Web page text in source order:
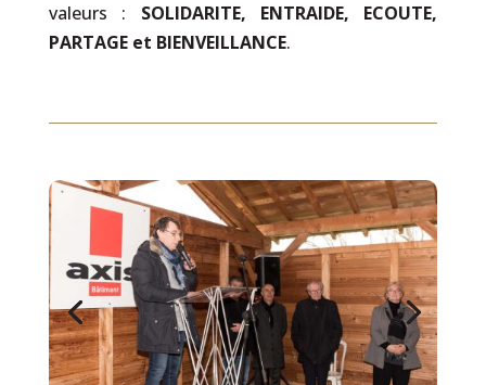
valeurs : SOLIDARITE, ENTRAIDE, ECOUTE,
PARTAGE et BIENVEILLANCE.